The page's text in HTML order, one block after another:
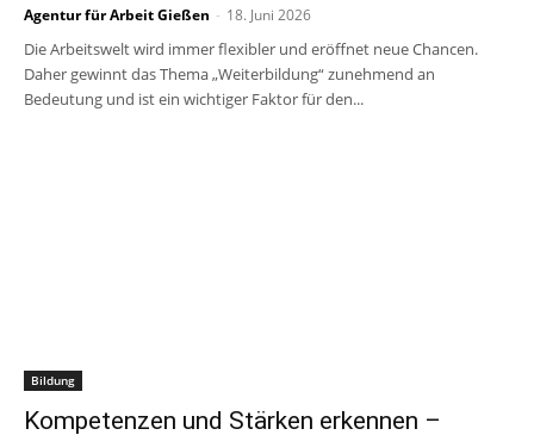
Agentur für Arbeit Gießen - 18. Juni 2026
Die Arbeitswelt wird immer flexibler und eröffnet neue Chancen.
Daher gewinnt das Thema „Weiterbildung“ zunehmend an
Bedeutung und ist ein wichtiger Faktor für den...
Bildung
Kompetenzen und Stärken erkennen –